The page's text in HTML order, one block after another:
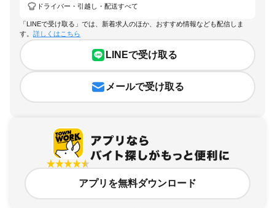
ドライバー・引越し・配送すべて
「LINEで受け取る」では、新着求人のほか、おすすめ情報なども配信しま
す。 詳しくはこちら
LINEで受け取る
メールで受け取る
アプリを無料ダウンロード